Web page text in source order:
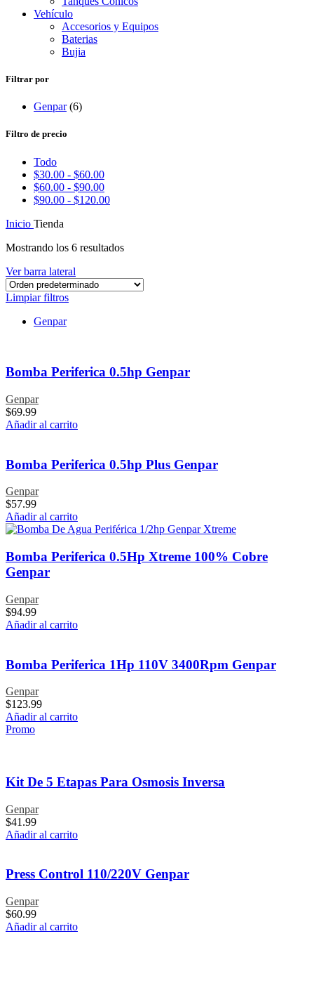
Vehículo
Accesorios y Equipos
Baterias
Bujia
Filtrar por
Genpar (6)
Filtro de precio
Todo
$30.00 - $60.00
$60.00 - $90.00
$90.00 - $120.00
Inicio Tienda
Mostrando los 6 resultados
Ver barra lateral
Limpiar filtros
Genpar
Bomba Periferica 0.5hp Genpar
Genpar
$69.99
Añadir al carrito
Bomba Periferica 0.5hp Plus Genpar
Genpar
$57.99
Añadir al carrito
Bomba Periferica 0.5Hp Xtreme 100% Cobre
Genpar
Genpar
$94.99
Añadir al carrito
Bomba Periferica 1Hp 110V 3400Rpm Genpar
Genpar
$123.99
Añadir al carrito
Promo
Kit De 5 Etapas Para Osmosis Inversa
Genpar
$41.99
Añadir al carrito
Press Control 110/220V Genpar
Genpar
$60.99
Añadir al carrito